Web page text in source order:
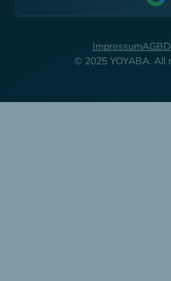
© 2025 YOYABA. All
ImpressumAGB